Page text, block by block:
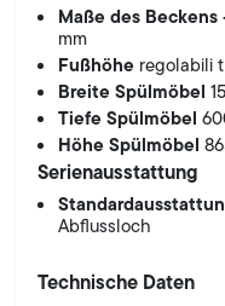
Maße des
mm
Fußhöhe regolabili
Breite Spülmöbel
Tiefe Spülmöbel
Höhe Spülmöbel
Serienausstattung
Abflussloch
Technische Daten